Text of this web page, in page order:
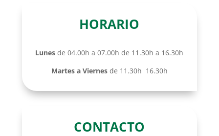
HORARIO
Lunes de 04.00h a 07.00h de 11.30h a 16.30h
Martes a Viernesde 11.30h 16.30h
CONTACTO